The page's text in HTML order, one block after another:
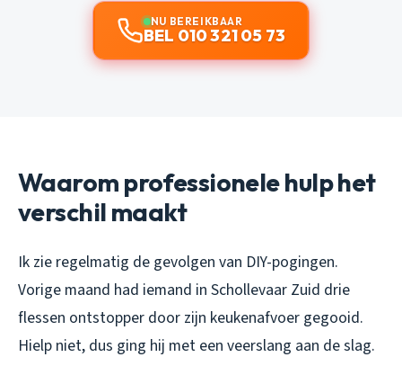
NU BEREIKBAAR
BEL 010 321 05 73
Waarom professionele hulp het
verschil maakt
Ik zie regelmatig de gevolgen van DIY-pogingen.
Vorige maand had iemand in Schollevaar Zuid drie
flessen ontstopper door zijn keukenafvoer gegooid.
Hielp niet, dus ging hij met een veerslang aan de slag.